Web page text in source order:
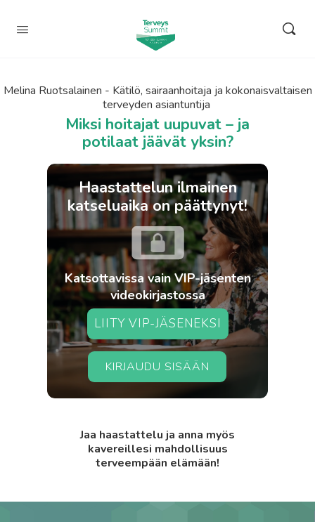
Melina Ruotsalainen - Kätilö, sairaanhoitaja ja kokonaisvaltaisen
terveyden asiantuntija
Miksi hoitajat uupuvat – ja
potilaat jäävät yksin?
Haastattelun ilmainen
katseluaika on päättynyt!
Katsottavissa vain VIP-jäsenten
videokirjastossa
KIRJAUDU SISÄÄN
LIITY VIP-JÄSENEKSI
Jaa haastattelu ja anna myös
kavereillesi mahdollisuus
terveempään elämään!